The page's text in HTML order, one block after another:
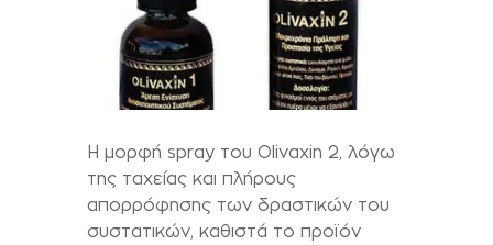
Η μορφή spray του Olivaxin 2, λόγω
της ταχείας και πλήρους
απορρόφησης των δραστικών του
συστατικών, καθιστά το προϊόν